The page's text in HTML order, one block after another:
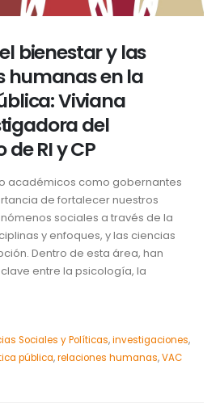
bienestar y las
humanas en la
Viviana
del
RI y CP
académicos como gobernantes
de fortalecer nuestros
sociales a través de la
y enfoques, y las ciencias
Dentro de esta área, han
entre la psicología, la
Sociales y Políticas,investigaciones,
pública,relaciones humanas,VAC